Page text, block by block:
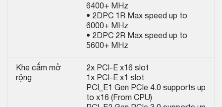
6400+ MHz
• 2DPC 1R Max speed up to
6000+ MHz
• 2DPC 2R Max speed up to
5600+ MHz
Khe cắm mở
rộng
2x PCI-E x16 slot
1x PCI-E x1 slot
PCI_E1 Gen PCIe 4.0 supports up
to x16 (From CPU)